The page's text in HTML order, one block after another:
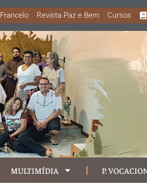
Francelo Revista Paz e Bem Cursos
MULTIMÍDIA P.